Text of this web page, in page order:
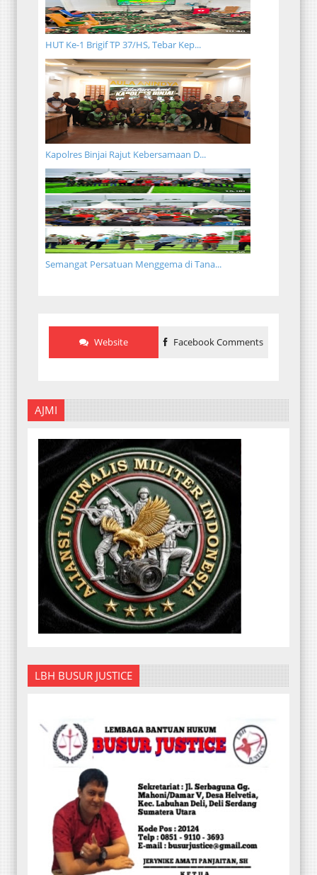
HUT Ke-1 Brigif TP 37/HS, Tebar Kep...
Kapolres Binjai Rajut Kebersamaan D...
Semangat Persatuan Menggema di Tana...
Website Facebook Comments
AJMI
LBH BUSUR JUSTICE